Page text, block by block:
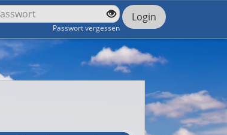
Passwort vergessen
Login